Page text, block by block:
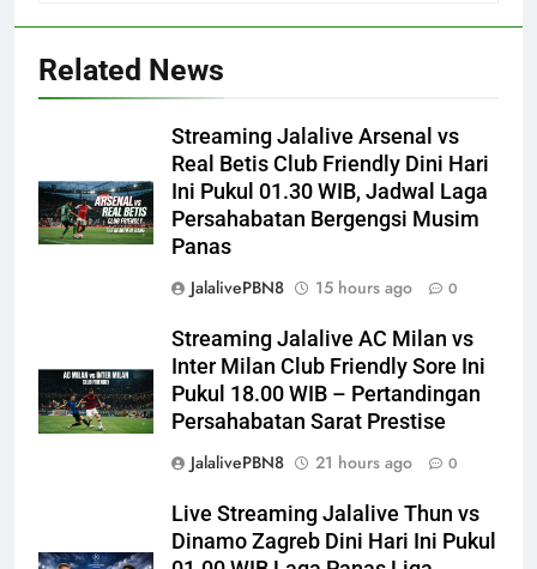
Related News
Streaming Jalalive Arsenal vs
Real Betis Club Friendly Dini Hari
Ini Pukul 01.30 WIB, Jadwal Laga
Persahabatan Bergengsi Musim
Panas
JalalivePBN8
15 hours ago 0
Streaming Jalalive AC Milan vs
Inter Milan Club Friendly Sore Ini
Pukul 18.00 WIB – Pertandingan
Persahabatan Sarat Prestise
JalalivePBN8
21 hours ago 0
Live Streaming Jalalive Thun vs
Dinamo Zagreb Dini Hari Ini Pukul